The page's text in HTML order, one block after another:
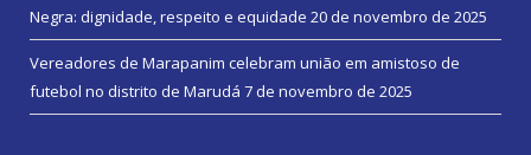
Negra: dignidade, respeito e equidade 20 de novembro de 2025
Vereadores de Marapanim celebram união em amistoso de
futebol no distrito de Marudá 7 de novembro de 2025